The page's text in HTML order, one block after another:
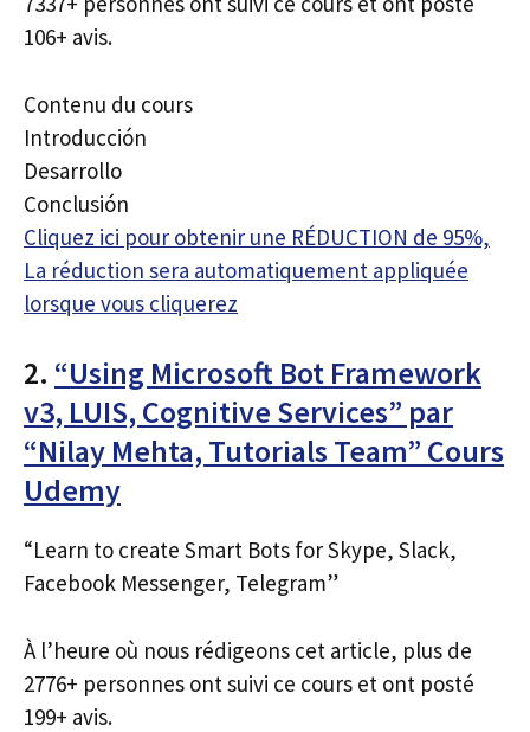
106+ avis.
Contenu du cours
Introducción
Desarrollo
Conclusión
Cliquez ici pour obtenir une RÉDUCTION de 95%,
La réduction sera automatiquement appliquée
lorsque vous cliquerez
2. “Using Microsoft Bot Framework
v3, LUIS, Cognitive Services” par
“Nilay Mehta, Tutorials Team” Cours
Udemy
“Learn to create Smart Bots for Skype, Slack,
Facebook Messenger, Telegram”
À l’heure où nous rédigeons cet article, plus de
2776+ personnes ont suivi ce cours et ont posté
199+ avis.